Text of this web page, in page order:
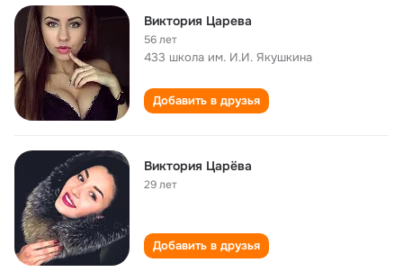
Виктория Царева
56 лет
433 школа им. И.И. Якушкина
Добавить в друзья
Виктория Царёва
29 лет
Добавить в друзья